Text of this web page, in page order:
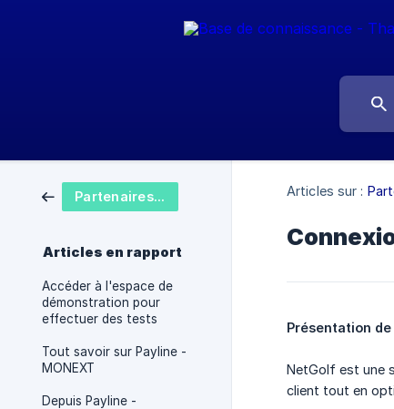
Partenaires - Intégrations
Articles en rapport
Accéder à l'espace de
démonstration pour
effectuer des tests
Tout savoir sur Payline -
MONEXT
Depuis Payline -
Articles sur :
Présentation
NetGolf est une
client tout en